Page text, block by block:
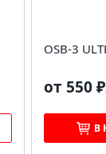
OSB-3
от 550 ₽
В